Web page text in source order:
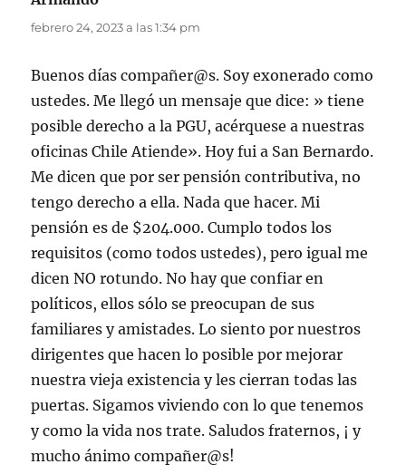
febrero 24, 2023 a las 1:34 pm
Buenos días compañer@s. Soy exonerado como
ustedes. Me llegó un mensaje que dice: » tiene
posible derecho a la PGU, acérquese a nuestras
oficinas Chile Atiende». Hoy fui a San Bernardo.
Me dicen que por ser pensión contributiva, no
tengo derecho a ella. Nada que hacer. Mi
pensión es de $204.000. Cumplo todos los
requisitos (como todos ustedes), pero igual me
dicen NO rotundo. No hay que confiar en
políticos, ellos sólo se preocupan de sus
familiares y amistades. Lo siento por nuestros
dirigentes que hacen lo posible por mejorar
nuestra vieja existencia y les cierran todas las
puertas. Sigamos viviendo con lo que tenemos
y como la vida nos trate. Saludos fraternos, ¡ y
mucho ánimo compañer@s!